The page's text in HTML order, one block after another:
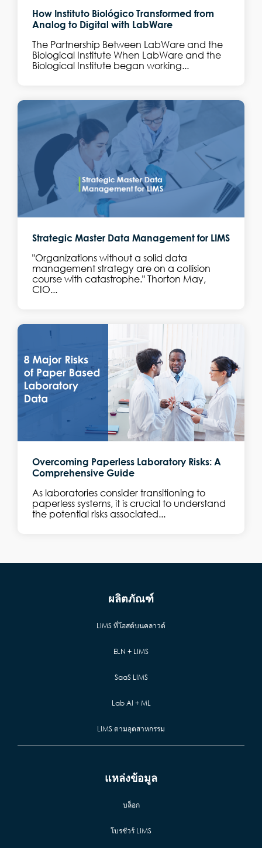
How Instituto Biológico Transformed from
Analog to Digital with LabWare
The Partnership Between LabWare and the
Biological Institute When LabWare and the
Biological Institute began working...
Strategic Master Data Management for LIMS
"Organizations without a solid data
management strategy are on a collision
course with catastrophe." Thorton May,
CIO...
Overcoming Paperless Laboratory Risks: A
Comprehensive Guide
As laboratories consider transitioning to
paperless systems, it is crucial to understand
the potential risks associated...
ผลิตภัณฑ์
LIMS ที่โฮสต์บนคลาวด์
ELN + LIMS
SaaS LIMS
Lab AI + ML
LIMS ตามอุตสาหกรรม
แหล่งข้อมูล
บล็อก
โบรชัวร์ LIMS